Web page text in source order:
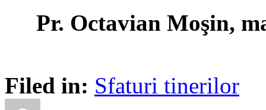
Pr. Octavian Moşin,
Filed in: Sfaturi tinerilor